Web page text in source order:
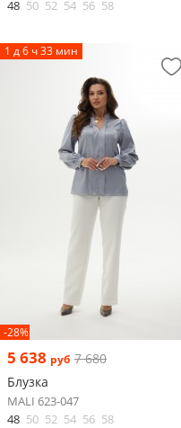
48 50 52 54 56 58
1 д 6 ч 33 мин
-28%
5 638 руб 7 680
Блузка
MALI 623-047
48 50 52 54 56 58